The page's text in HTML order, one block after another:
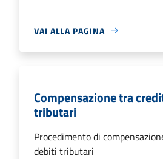
VAI ALLA PAGINA
Compensazione tra
tributari
Procedimento di
debiti tributari